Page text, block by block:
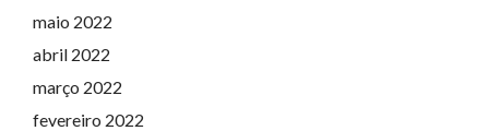
maio 2022
abril 2022
março 2022
fevereiro 2022